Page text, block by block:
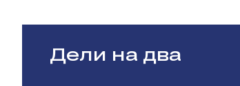
Дели на два